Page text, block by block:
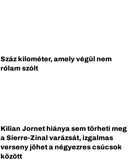
Száz kilométer, amely végül nem
rólam szólt
Kilian Jornet hiánya sem törheti meg
a Sierre-Zinal varázsát, izgalmas
verseny jöhet a négyezres csúcsok
között